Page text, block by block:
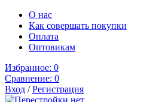
О нас
Как совершать покупки
Оплата
Оптовикам
Избранное: 0
Сравнение: 0
Вход /Регистрация